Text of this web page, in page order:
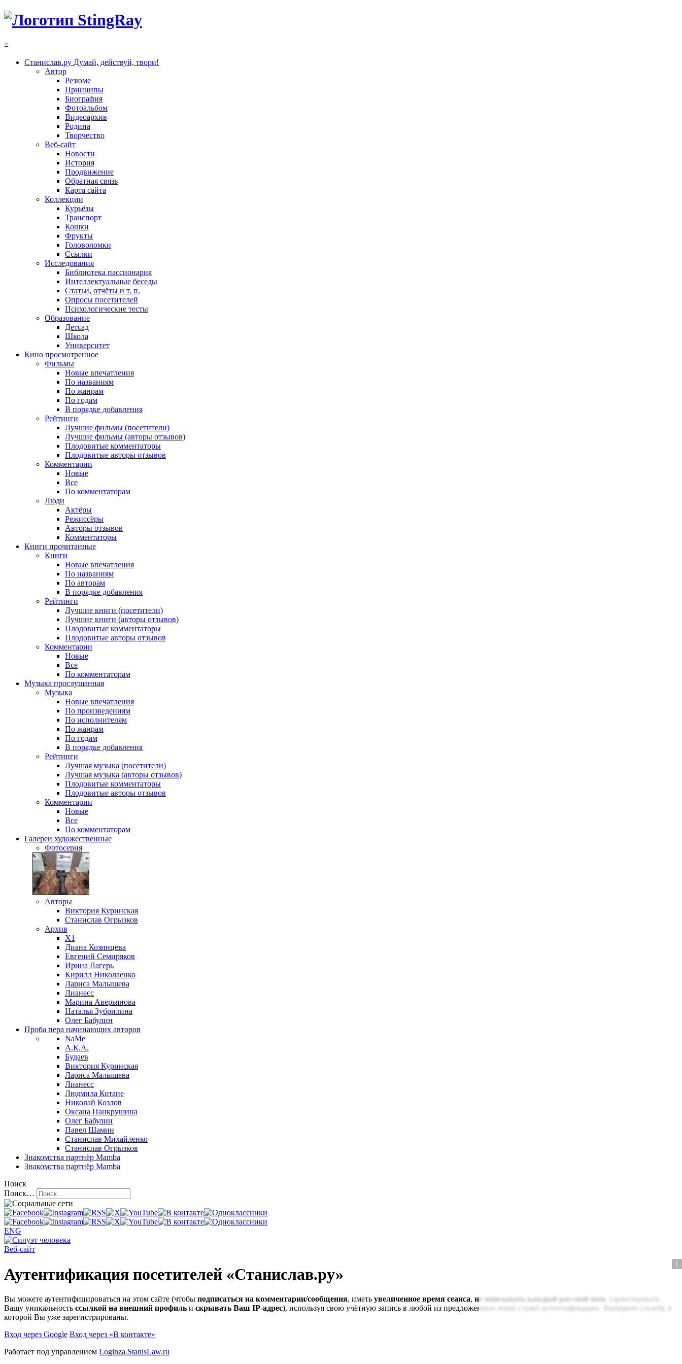
≡
Станислав.ру Думай, действуй, твори!
Автор
Резюме
Принципы
Биография
Фотоальбом
Видеоархив
Родина
Творчество
Веб-сайт
Новости
История
Продвижение
Обратная связь
Карта сайта
Коллекции
Курьёзы
Транспорт
Кошки
Фрукты
Головоломки
Ссылки
Исследования
Библиотека пассионария
Интеллектуальные беседы
Статьи, отчёты и т. п.
Опросы посетителей
Психологические тесты
Образование
Детсад
Школа
Университет
Кино просмотренное
Фильмы
Новые впечатления
По названиям
По жанрам
По годам
В порядке добавления
Рейтинги
Лучшие фильмы (посетители)
Лучшие фильмы (авторы отзывов)
Плодовитые комментаторы
Плодовитые авторы отзывов
Комментарии
Новые
Все
По комментаторам
Люди
Актёры
Режиссёры
Авторы отзывов
Комментаторы
Книги прочитанные
Книги
Новые впечатления
По названиям
По авторам
В порядке добавления
Рейтинги
Лучшие книги (посетители)
Лучшие книги (авторы отзывов)
Плодовитые комментаторы
Плодовитые авторы отзывов
Комментарии
Новые
Все
По комментаторам
Музыка прослушанная
Музыка
Новые впечатления
По произведениям
По исполнителям
По жанрам
По годам
В порядке добавления
Рейтинги
Лучшая музыка (посетители)
Лучшая музыка (авторы отзывов)
Плодовитые комментаторы
Плодовитые авторы отзывов
Комментарии
Новые
Все
По комментаторам
Галереи художественные
Фотосерия
Авторы
Виктория Куринская
Станислав Огрызков
Архив
X1
Диана Козинцева
Евгений Семиряков
Ирина Лагерь
Кирилл Николаенко
Лариса Малышева
Лианесс
Марина Аверьянова
Наталья Зубрилина
Олег Бабулин
Проба пера начинающих авторов
NaMe
А.К.А.
Будаев
Виктория Куринская
Лариса Малышева
Лианесс
Людмила Котане
Николай Козлов
Оксана Панкрушина
Олег Бабулин
Павел Шамин
Станислав Михайленко
Станислав Огрызков
Знакомства партнёр Mamba
Знакомства партнёр Mamba
Поиск
Поиск…
ENG
Веб-сайт
Аутентификация посетителей «Станислав.ру»
Вы можете аутентифицироваться на этом сайте (чтобы подписаться на комментарии/сообщения, иметь увеличенное время сеанса, не вписывать каждый раз своё имя , гарантировать
Вашу уникальность ссылкой на внешний профиль и скрывать Ваш IP-адрес), используя свою учётную запись в любой из предложенных ниже служб аутентификации. Выберите службу, в
которой Вы уже зарегистрированы.
Вход через Google Вход через «В контакте»
Работает под управлением Loginza.StanisLaw.ru